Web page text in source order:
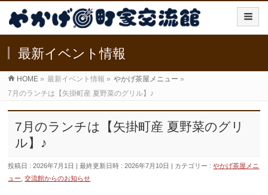
最新イベント情報
HOME » 最新イベント情報 » やかげ茶屋メニュー »
7月のランチは【矢掛町産 夏野菜のグリル】♪
7月のランチは【矢掛町産 夏野菜のグリ
ル】♪
投稿日 : 2026年7月1日 最終更新日時 : 2026年7月10日 カテゴリー :やかげ茶屋メニ
ュー ,交流館からのお知らせ